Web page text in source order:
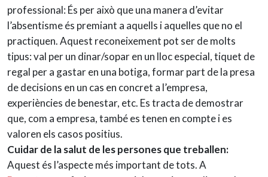
professional: És per això que una manera d’evitar
l’absentisme és premiant a aquells i aquelles que no el
practiquen. Aquest reconeixement pot ser de molts
tipus: val per un dinar/sopar en un lloc especial, tiquet de
regal per a gastar en una botiga, formar part de la presa
de decisions en un cas en concret a l’empresa,
experiències de benestar, etc. Es tracta de demostrar
que, com a empresa, també es tenen en compte i es
valoren els casos positius.
Cuidar de la salut de les persones que treballen:
Aquest és l’aspecte més important de tots. A